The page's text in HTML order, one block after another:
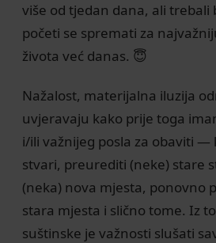
više od tjedan dana, ali trebali
početi se spremati za
života već danas. 😇
Nažalost, materijalna iluzija
uvjeravaju kako prije toga
i/ili važnijeg posla za obaviti —
stvari, preurediti (neke) stare
(neka) nova mjesta, ponovno
stara mjesta i slično tome. Iz
suštinske je važnosti slušati